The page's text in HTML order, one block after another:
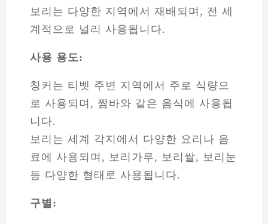
보리는 다양한 지역에서 재배되며, 전 세
계적으로 널리 사용됩니다.
사용 용도:
칭커는 티벳 주변 지역에서 주로 식량으
로 사용되며, 짬바와 같은 음식에 사용됩
니다.
보리는 세계 각지에서 다양한 요리나 음
료에 사용되며, 보리가루, 보리쌀, 보리눈
등 다양한 형태로 사용됩니다.
구별: